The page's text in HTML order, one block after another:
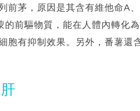
前茅，原因是其含有維他命A
前驅物質，能在人體內轉化
胞有抑制效果。另外，番薯還